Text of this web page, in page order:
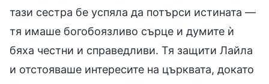
тази сестра бе успяла да потърси истината —
тя имаше богобоязливо сърце и думите ѝ
бяха честни и справедливи. Тя защити Лайла
и отстояваше интересите на църквата, докато